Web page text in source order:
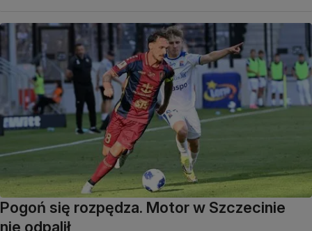
Pogoń się rozpędza. Motor w Szczecinie
nie odpalił